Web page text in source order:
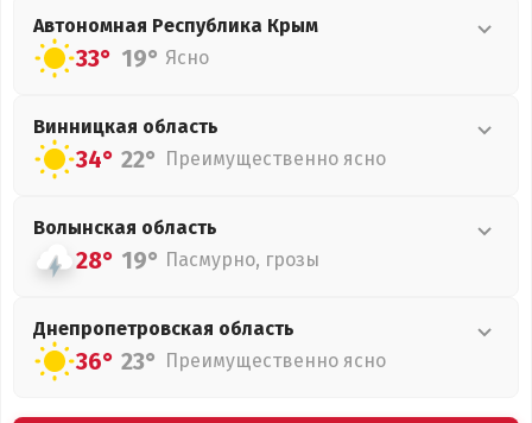
Автономная Республика Крым
33° 19° Ясно
Винницкая область
34° 22° Преимущественно ясно
Волынская область
28° 19° Пасмурно, грозы
Днепропетровская область
36° 23° Преимущественно ясно